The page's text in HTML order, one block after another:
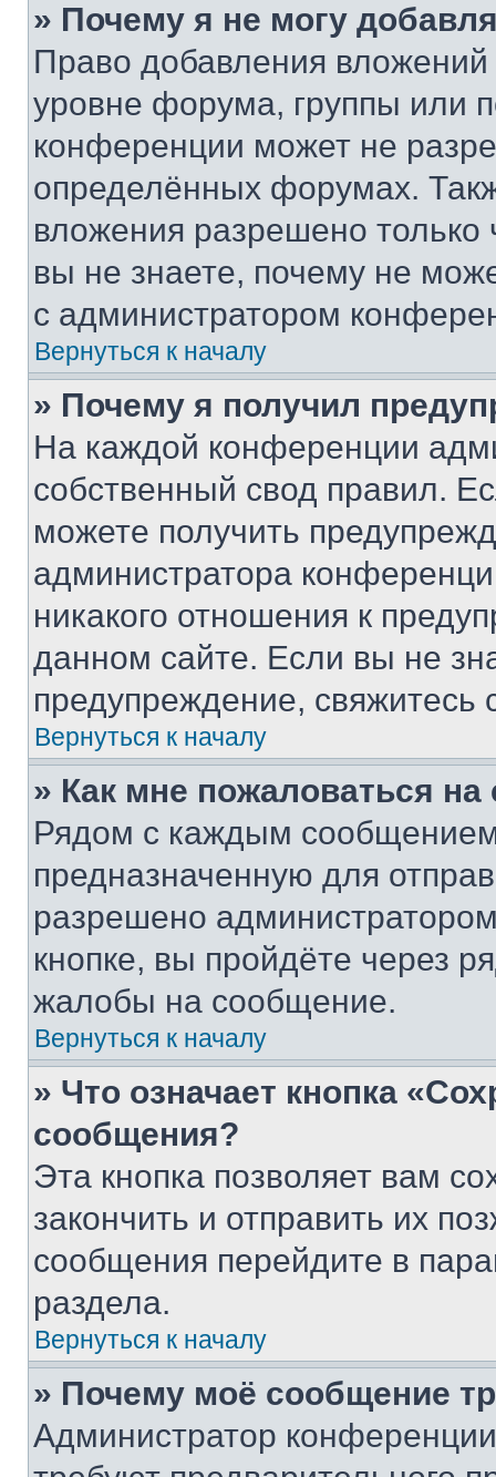
» Почему я не могу
Право добавления
уровне форума, группы или
конференции может не
определённых форумах.
вложения разрешено
вы не знаете, почему не
с администратором
Вернуться к началу
» Почему я получил
На каждой конференции
собственный свод правил.
можете получить
администратора
никакого отношения к
данном сайте. Если вы не
предупреждение,
Вернуться к началу
» Как мне пожаловаться
Рядом с каждым сообщением
предназначенную для
разрешено
кнопке, вы пройдёте через
жалобы на сообщение.
Вернуться к началу
» Что означает кнопка
сообщения?
Эта кнопка позволяет вам
закончить и отправить их
сообщения перейдите в
раздела.
Вернуться к началу
» Почему моё сообщение
Администратор